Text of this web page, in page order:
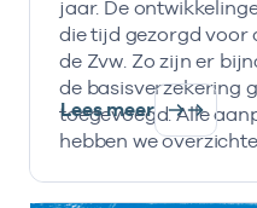
jaar. De
die tijd gezorgd voor
de Zvw. Zo zijn er
de basisverzekering
toegevoegd. Alle
hebben we
Lees meer